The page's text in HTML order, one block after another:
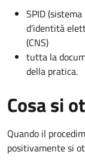
SPID
d’identità
(CNS)
tutta la
della pratica.
Cosa si
Quando il
positivamente si